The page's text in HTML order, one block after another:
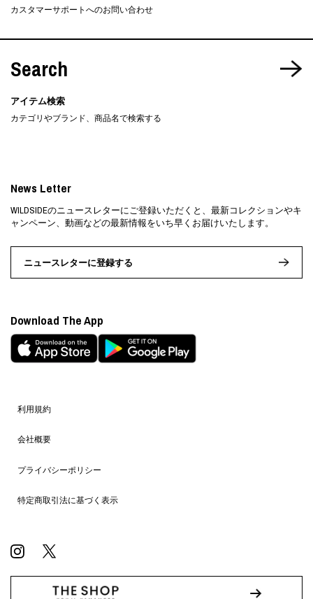
カスタマーサポートへのお問い合わせ
Search
アイテム検索
カテゴリやブランド、商品名で検索する
利用規約
会社概要
プライバシーポリシー
特定商取引法に基づく表示
News Letter
WILDSIDEのニュースレターにご登録いただくと、最新コレクションやキ
ャンペーン、動画などの最新情報をいち早くお届けいたします。
ニュースレターに登録する
Download The App